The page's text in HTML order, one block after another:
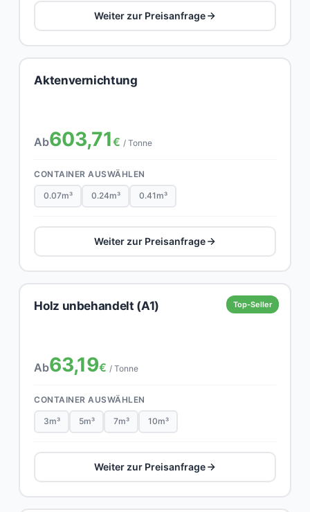
Weiter zur Preisanfrage
Aktenvernichtung
Ab603,71€ / Tonne
CONTAINER AUSWÄHLEN
0.07m³ 0.24m³ 0.41m³
Weiter zur Preisanfrage
Top-Seller
Holz unbehandelt (A1)
Ab63,19€ / Tonne
CONTAINER AUSWÄHLEN
3m³ 5m³ 7m³ 10m³
Weiter zur Preisanfrage